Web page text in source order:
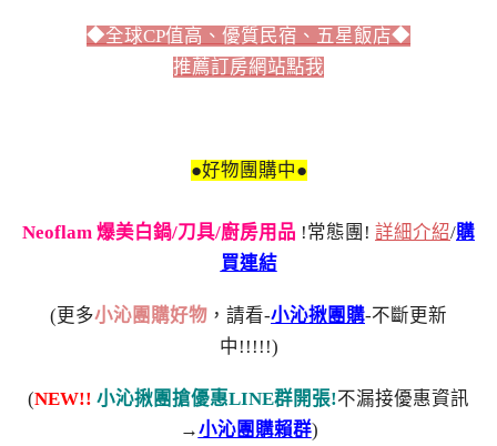
◆全球CP值高、優質民宿、五星飯店◆
推薦訂房網站點我
●好物團購中●
Neoflam 爆美白鍋/刀具/廚房用品 !常態團! 詳細介紹/購
買連結
(更多小沁團購好物 ，請看-小沁揪團購-不斷更新
中!!!!!)
(NEW!! 小沁揪團搶優惠LINE群開張!不漏接優惠資訊
→小沁團購賴群)